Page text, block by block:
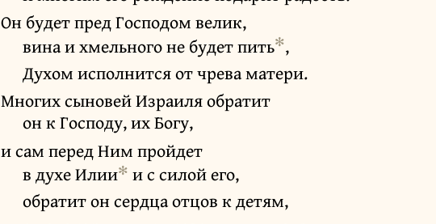
Он будет пред Господом велик,
вина и хмельного не будет пить✻,
Духом исполнится от чрева матери.
Многих сыновей Израиля обратит
он к Господу, их Богу,
и сам перед Ним пройдет
в духе Илии✻ и с силой его,
обратит он сердца отцов к детям,